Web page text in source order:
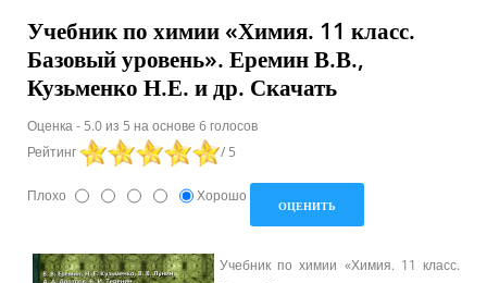
Материалы
Блог
Контакты
Учебник по химии «Химия. 11 класс.
Базовый уровень». Еремин В.В.,
Кузьменко Н.Е. и др. Скачать
Оценка - 5.0 из 5 на основе 6 голосов
Рейтинг
/ 5
Плохо Хорошо
Учебник по химии «Химия. 11 класс.